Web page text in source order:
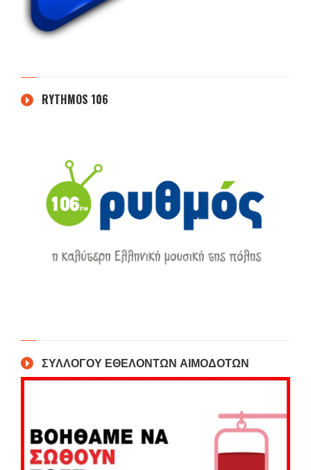
RYTHMOS 106
ΣΥΛΛΟΓΟΥ ΕΘΕΛΟΝΤΩΝ ΑΙΜΟΔΟΤΩΝ